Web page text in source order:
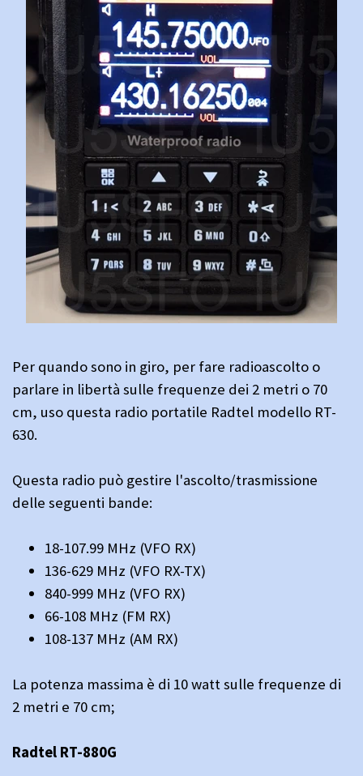
Per quando sono in giro, per fare radioascolto o
parlare in libertà sulle frequenze dei 2 metri o 70
cm, uso questa radio portatile Radtel modello RT-
630.
Questa radio può gestire l'ascolto/trasmissione
delle seguenti bande:
18-107.99 MHz (VFO RX)
136-629 MHz (VFO RX-TX)
840-999 MHz (VFO RX)
66-108 MHz (FM RX)
108-137 MHz (AM RX)
La potenza massima è di 10 watt sulle frequenze di
2 metri e 70 cm;
Radtel RT-880G